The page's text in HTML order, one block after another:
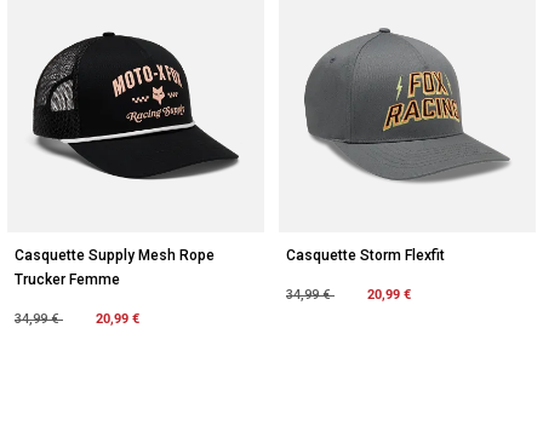
Casquette Supply Mesh Rope
Trucker Femme
Price reduced from
34,99 €to 20,99 €
Casquette Storm Flexfit
Price reduced from
34,99 €to 20,99 €